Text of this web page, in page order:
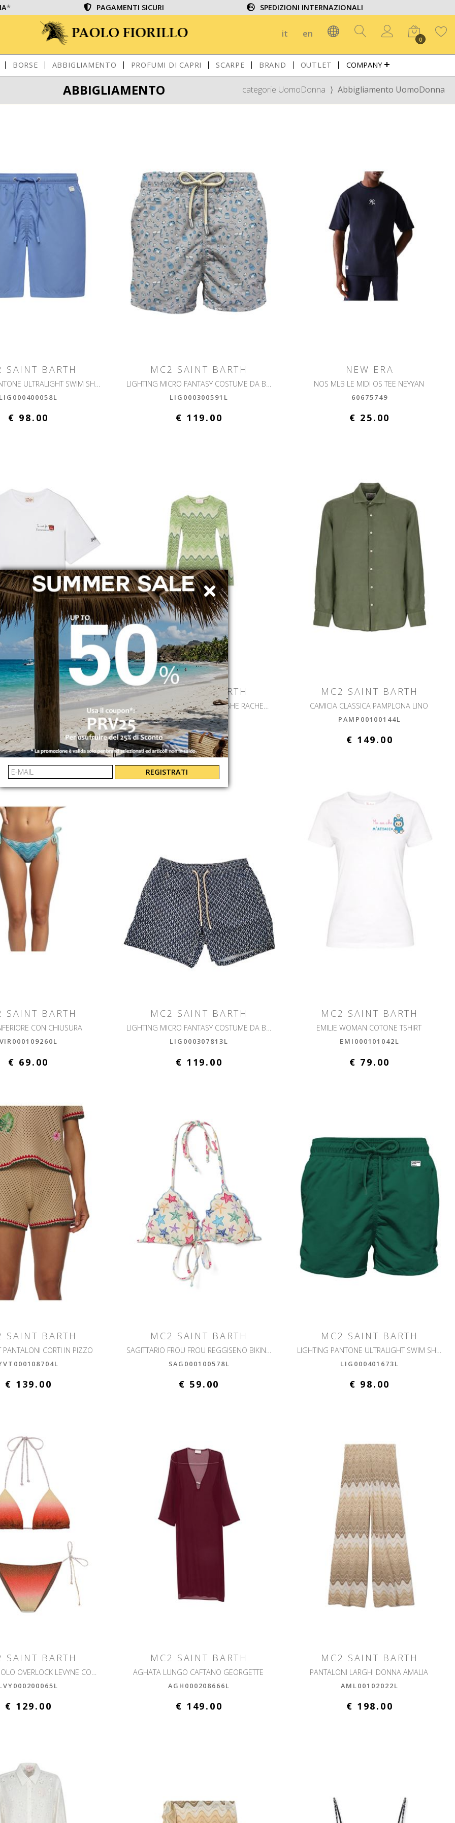
* PAGAMENTI SICURI SPEDIZIONI INTERNAZIONALI
it en
0
BORSE ABBIGLIAMENTO PROFUMI DI CAPRI SCARPE BRAND OUTLET COMPANY
ABBIGLIAMENTO categorie UomoDonna ⟩ Abbigliamento UomoDonna
SAINT BARTH
LIGHTING PANTONE ULTRALIGHT SWIM SHORT PANTONE
€ 98.00
MC2 SAINT BARTH
LIGHTING MICRO FANTASY COSTUME DA BAGNO ULTRALEGGERO
LIG000300591L
€ 119.00
NEW ERA
NOS MLB LE MIDI OS TEE NEYYAN
60675749
€ 25.00
SAINT BARTH
T-SHIRT PORTOFINO MAN IN COTONE CON STAMPA FRONTALE
€ 79.00
MC2 SAINT BARTH
IMANY ABITO A MANICHE LUNGHE RACHEL SEA WAVE SOFT
IMY00101121L
€ 229.00
MC2 SAINT BARTH
CAMICIA CLASSICA PAMPLONA LINO
PAMP00100144L
€ 149.00
SAINT BARTH
CON CHIUSURA
€ 69.00
MC2 SAINT BARTH
LIGHTING MICRO FANTASY COSTUME DA BAGNO ULTRALEGGERO
LIG000307813L
€ 119.00
MC2 SAINT BARTH
EMILIE WOMAN COTONE TSHIRT
EMI000101042L
€ 79.00
SAINT BARTH
PANTALONI CORTI IN PIZZO
€ 139.00
MC2 SAINT BARTH
SAG000100578L
€ 59.00
MC2 SAINT BARTH
LIG000401673L
€ 98.00
SAINT BARTH
€ 129.00
MC2 SAINT BARTH
AGHATA LUNGO CAFTANO GEORGETTE
AGH000208666L
€ 149.00
MC2 SAINT BARTH
PANTALONI LARGHI DONNA AMALIA
AML00102022L
€ 198.00
REGISTRATI